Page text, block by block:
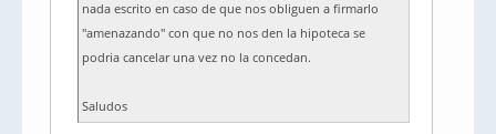
nada escrito en caso de que nos obliguen a firmarlo
"amenazando" con que no nos den la hipoteca se
podria cancelar una vez no la concedan.
Saludos